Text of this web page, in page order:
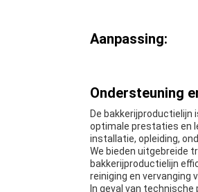
Aanpassing:
Ondersteuning
De
optimale prestaties en
installatie, opleiding,
We bieden uitgebreide
bakkerijproductielijn
reiniging en vervanging
In geval van